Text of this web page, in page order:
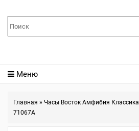
Меню
Главная » Часы Восток Амфибия Классика
71067A